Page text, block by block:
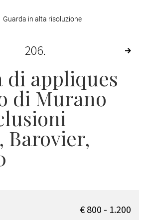
Guarda in alta risoluzione
206
di appliques
di Murano
Barovier,
€ 800 - 1.200